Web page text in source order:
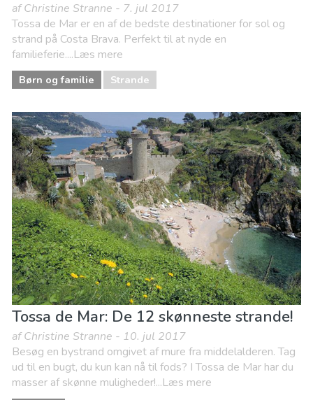
af Christine Stranne - 7. jul 2017
Tossa de Mar er en af de bedste destinationer for sol og
strand på Costa Brava. Perfekt til at nyde en
familieferie....Læs mere
Børn og familie Strande
Tossa de Mar: De 12 skønneste strande!
af Christine Stranne - 10. jul 2017
Besøg en bystrand omgivet af mure fra middelalderen. Tag
ud til en bugt, du kun kan nå til fods? I Tossa de Mar har du
masser af skønne muligheder!...Læs mere